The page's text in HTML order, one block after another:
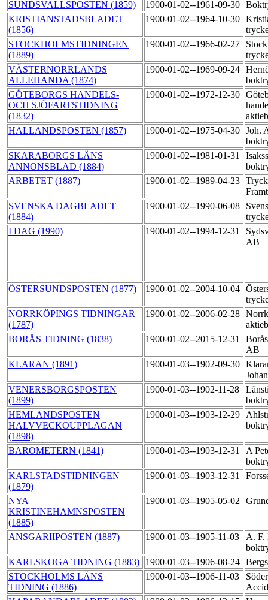
SUNDSVALLSPOSTEN (1859)
1900-01-02--1961-09-30
KRISTIANSTADSBLADET
(1856)
1900-01-02--1964-10-30
STOCKHOLMSTIDNINGEN
(1889)
1900-01-02--1966-02-27
VÄSTERNORRLANDS
ALLEHANDA (1874)
1900-01-02--1969-09-24
GÖTEBORGS HANDELS-
OCH SJÖFARTSTIDNING
(1832)
1900-01-02--1972-12-30
HALLANDSPOSTEN (1857)
1900-01-02--1975-04-30 Joh.
SKARABORGS LÄNS
ANNONSBLAD (1884)
1900-01-02--1981-01-31
ARBETET (1887)
1900-01-02--1989-04-23
SVENSKA DAGBLADET
(1884)
1900-01-02--1990-06-08
I DAG (1990)
1900-01-02--1994-12-31
AB
ÖSTERSUNDSPOSTEN (1877) 1900-01-02--2004-10-04
NORRKÖPINGS TIDNINGAR
(1787)
1900-01-02--2006-02-28
BORÅS TIDNING (1838)
1900-01-02--2015-12-31
AB
KLARAN (1891)
1900-01-03--1902-09-30
VENERSBORGSPOSTEN
(1899)
1900-01-03--1902-11-28
HEMLANDSPOSTEN
HALVVECKOUPPLAGAN
(1898)
1900-01-03--1903-12-29
BAROMETERN (1841) 1900-01-03--1903-12-31
A
KARLSTADSTIDNINGEN
(1879)
1900-01-03--1903-12-31
NYA
KRISTINEHAMNSPOSTEN
(1885)
1900-01-03--1905-05-02
ANSGARIIPOSTEN (1887) 1900-01-03--1905-11-03
A. F.
KARLSKOGA TIDNING (1883)
1900-01-03--1906-08-24
STOCKHOLMS LÄNS
TIDNING (1886)
1900-01-03--1906-11-03